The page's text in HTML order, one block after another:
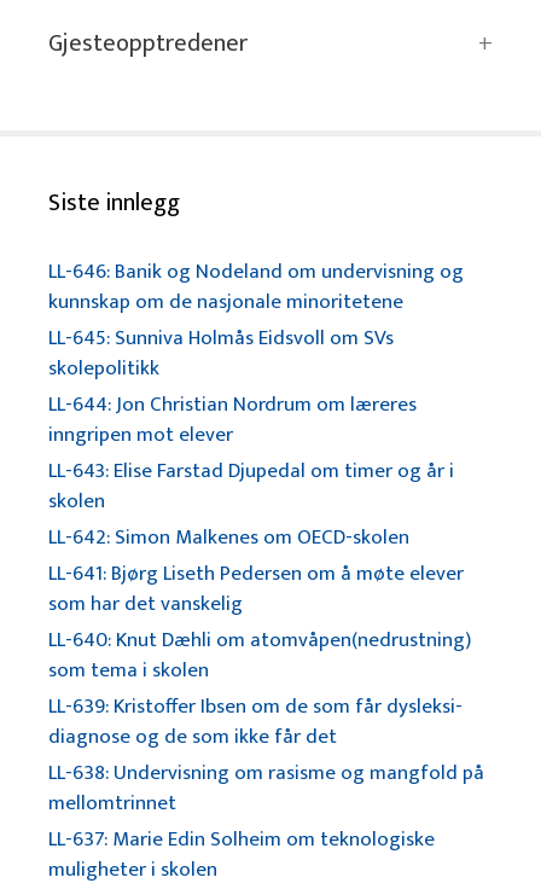
Gjesteopptredener
Siste innlegg
LL-646: Banik og Nodeland om undervisning og
kunnskap om de nasjonale minoritetene
LL-645: Sunniva Holmås Eidsvoll om SVs
skolepolitikk
LL-644: Jon Christian Nordrum om læreres
inngripen mot elever
LL-643: Elise Farstad Djupedal om timer og år i
skolen
LL-642: Simon Malkenes om OECD-skolen
LL-641: Bjørg Liseth Pedersen om å møte elever
som har det vanskelig
LL-640: Knut Dæhli om atomvåpen(nedrustning)
som tema i skolen
LL-639: Kristoffer Ibsen om de som får dysleksi-
diagnose og de som ikke får det
LL-638: Undervisning om rasisme og mangfold på
mellomtrinnet
LL-637: Marie Edin Solheim om teknologiske
muligheter i skolen